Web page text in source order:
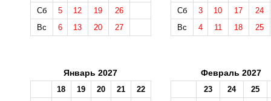
Сб
5 12 19
26
Вс
6 13 20 27
Сб
3 10 17
24
Вс
4 11 18 25
Январь 2027
18 19 20 21
22
Февраль 2027
23 24
25